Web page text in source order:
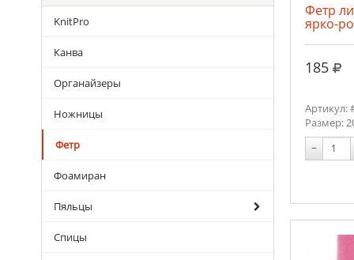
KnitPro
Канва
Органайзеры
Ножницы
Фетр
Фоамиран
Пяльцы
Спицы
Фетр
ярко-
185
Артикул:
Размер:
−